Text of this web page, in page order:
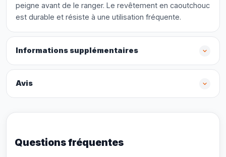
peigne avant de le ranger. Le revêtement en caoutchouc
est durable et résiste à une utilisation fréquente.
Informations supplémentaires
Avis
Questions fréquentes